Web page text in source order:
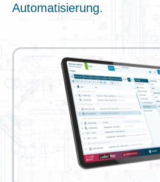
Automatisierung.